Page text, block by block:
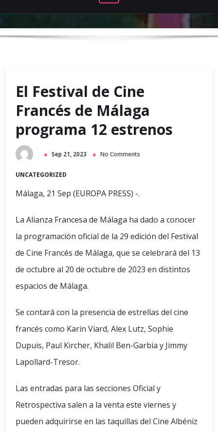
El Festival de Cine
Francés de Málaga
programa 12 estrenos
Sep 21, 2023 No Comments
UNCATEGORIZED
Málaga, 21 Sep (EUROPA PRESS) -.
La Alianza Francesa de Málaga ha dado a conocer
la programación oficial de la 29 edición del Festival
de Cine Francés de Málaga, que se celebrará del 13
de octubre al 20 de octubre de 2023 en distintos
espacios de Málaga.
Se contará con la presencia de estrellas del cine
francés como Karin Viard, Alex Lutz, Sophie
Dupuis, Paul Kircher, Khalil Ben-Garbia y Jimmy
Lapollard-Tresor.
Las entradas para las secciones Oficial y
Retrospectiva salen a la venta este viernes y
pueden adquirirse en las taquillas del Cine Albéniz